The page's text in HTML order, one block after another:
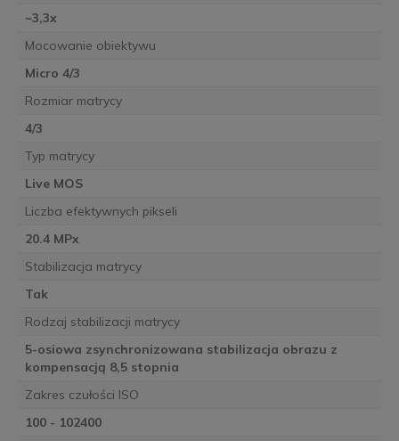
~3,3x
Mocowanie obiektywu
Micro 4/3
Rozmiar matrycy
4/3
Typ matrycy
Live MOS
Liczba efektywnych pikseli
20.4 MPx
Stabilizacja matrycy
Tak
Rodzaj stabilizacji matrycy
5-osiowa zsynchronizowana stabilizacja obrazu z
kompensacją 8,5 stopnia
Zakres czułości ISO
100 - 102400